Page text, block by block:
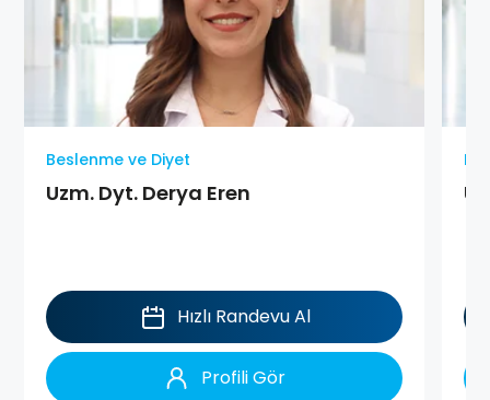
Beslenme ve Diyet
Uzm. Dyt. Derya Eren
Hızlı Randevu Al
Profili Gör